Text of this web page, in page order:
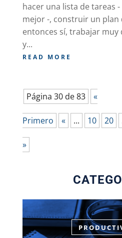
hacer una lista de tareas
mejor -, construir un plan
entonces sí, trabajar muy
y...
READ MORE
Página 30 de 83 «
Primero « ... 10 20
»